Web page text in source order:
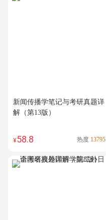
新闻传播学笔记与考研真题详
解（第13版）
¥58.8 热度 13795